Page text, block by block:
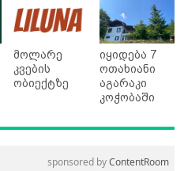
მოლარე
კვების
ობიექტზე
იყიდება 7
ოთახიანი
აგარაკი
კოჭობაში
sponsored byContentRoom